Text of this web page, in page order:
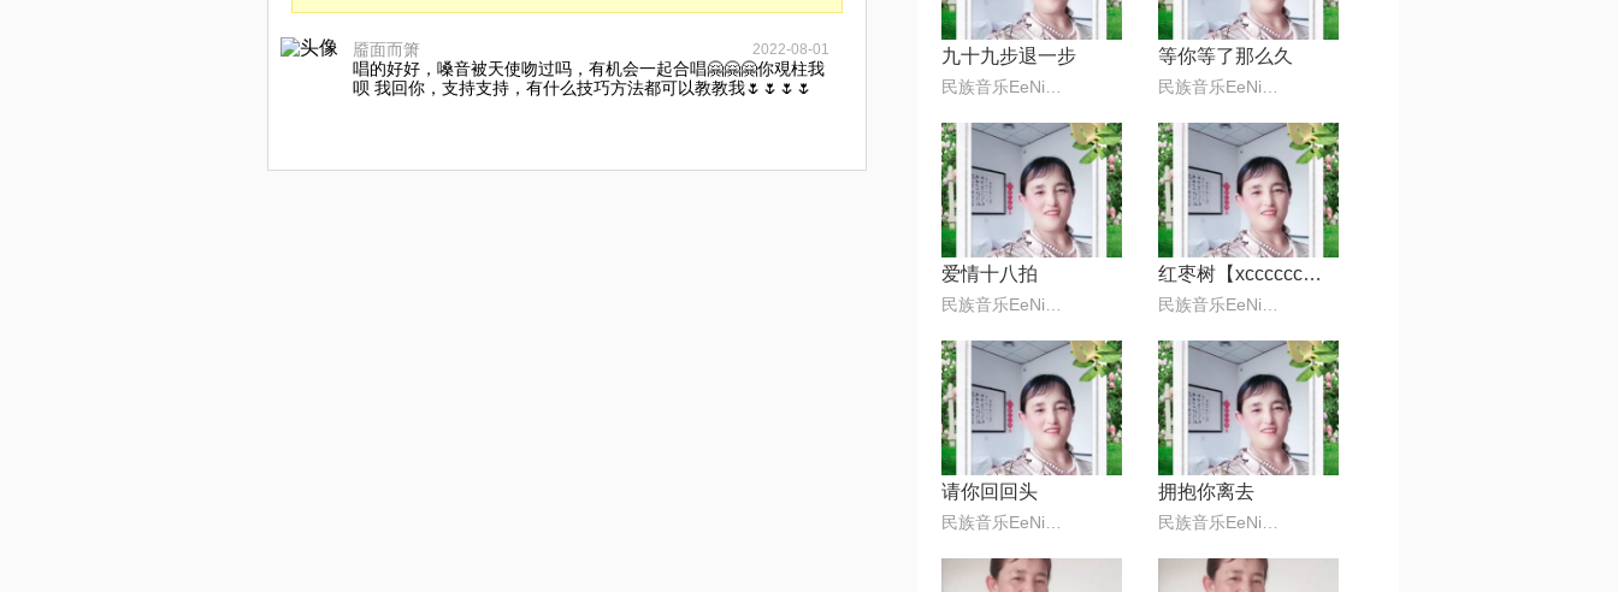
靥面而箫 2022-08-01
唱的好好，嗓音被天使吻过吗，有机会一起合唱🤗🤗🤗你覌柱我
呗 我回你，支持支持，有什么技巧方法都可以教教我🌷🌷🌷🌷
九十九步退一步 等你等了那么久
爱情十八拍 红枣树【xcccccc专属】
请你回回头 拥抱你离去